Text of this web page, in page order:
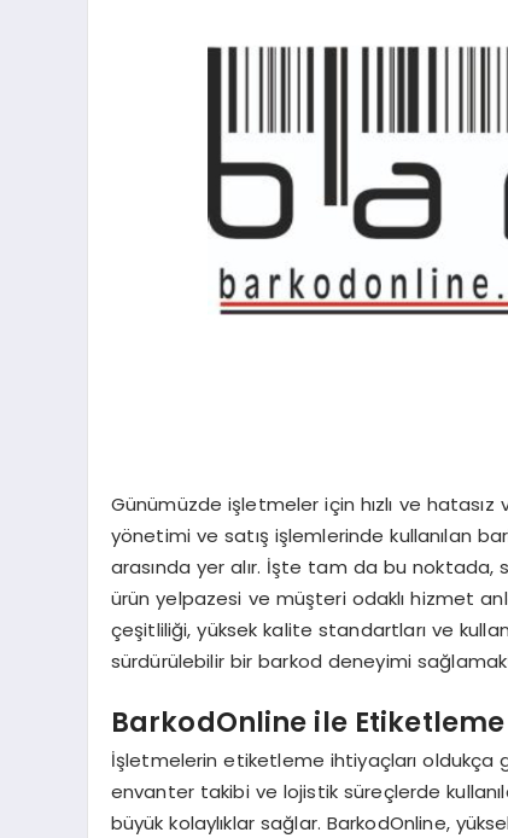
Günümüzde işletmeler için hızlı ve
yönetimi ve satış işlemlerinde kullanılan
arasında yer alır. İşte tam da bu noktada,
ürün yelpazesi ve müşteri odaklı hizmet
çeşitliliği, yüksek kalite standartları ve
sürdürülebilir bir barkod deneyimi
BarkodOnline ile
İşletmelerin etiketleme ihtiyaçları oldukça
envanter takibi ve lojistik süreçlerde
büyük kolaylıklar sağlar. BarkodOnline,